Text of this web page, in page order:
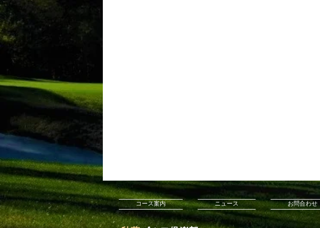
コース案内 ニュース お問合わせ